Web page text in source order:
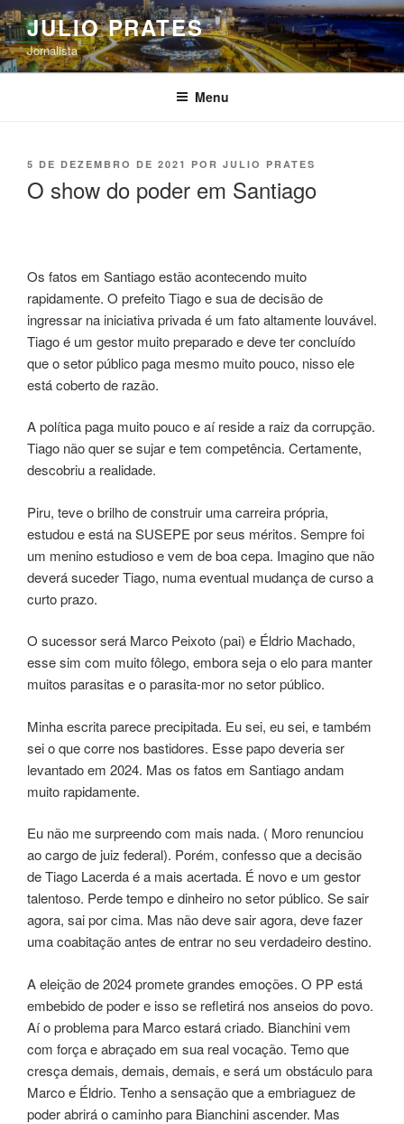
Pular
para
o
conteúdo
JULIO PRATES
Jornalista
Menu
PUBLICADO
5 DE DEZEMBRO DE 2021 POR JULIO PRATES
O show do poder em Santiago
Os fatos em Santiago estão acontecendo muito
rapidamente. O prefeito Tiago e sua de decisão de
ingressar na iniciativa privada é um fato altamente louvável.
Tiago é um gestor muito preparado e deve ter concluído
que o setor público paga mesmo muito pouco, nisso ele
está coberto de razão.
A política paga muito pouco e aí reside a raiz da corrupção.
Tiago não quer se sujar e tem competência. Certamente,
descobriu a realidade.
Piru, teve o brilho de construir uma carreira própria,
estudou e está na SUSEPE por seus méritos. Sempre foi
um menino estudioso e vem de boa cepa. Imagino que não
deverá suceder Tiago, numa eventual mudança de curso a
curto prazo.
O sucessor será Marco Peixoto (pai) e Éldrio Machado,
esse sim com muito fôlego, embora seja o elo para manter
muitos parasitas e o parasita-mor no setor público.
Minha escrita parece precipitada. Eu sei, eu sei, e também
sei o que corre nos bastidores. Esse papo deveria ser
levantado em 2024. Mas os fatos em Santiago andam
muito rapidamente.
Eu não me surpreendo com mais nada. ( Moro renunciou
ao cargo de juiz federal). Porém, confesso que a decisão
de Tiago Lacerda é a mais acertada. É novo e um gestor
talentoso. Perde tempo e dinheiro no setor público. Se sair
agora, sai por cima. Mas não deve sair agora, deve fazer
uma coabitação antes de entrar no seu verdadeiro destino.
A eleição de 2024 promete grandes emoções. O PP está
embebido de poder e isso se refletirá nos anseios do povo.
Aí o problema para Marco estará criado. Bianchini vem
com força e abraçado em sua real vocação. Temo que
cresça demais, demais, demais, e será um obstáculo para
Marco e Éldrio. Tenho a sensação que a embriaguez de
poder abrirá o caminho para Bianchini ascender. Mas